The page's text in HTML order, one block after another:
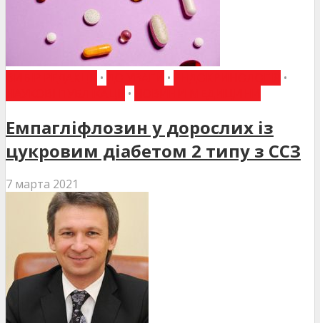
• •
•
•
Емпагліфлозин у дорослих із
цукровим діабетом 2 типу з ССЗ
7 марта 2021